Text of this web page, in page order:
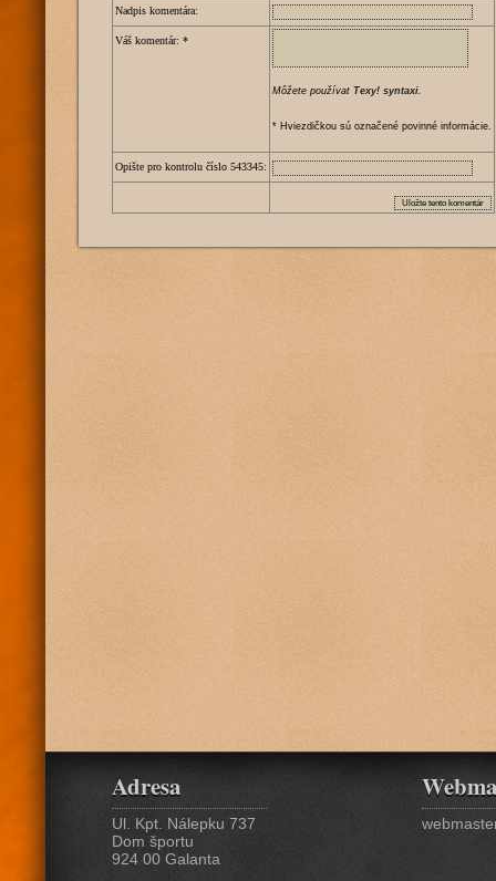
Nadpis komentára:
Váš komentár: *
Môžete používat Texy! syntaxi.
* Hviezdičkou sú označené povinné informácie.
Opište pro kontrolu číslo 543345:
Adresa
Ul. Kpt. Nálepku 737
Dom športu
924 00 Galanta